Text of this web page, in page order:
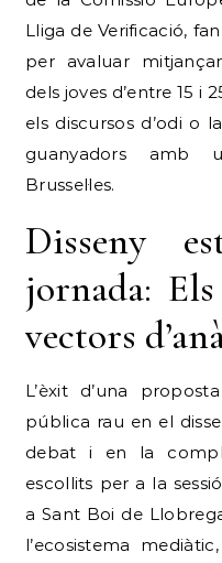
Lliga de Verificació,
per avaluar
dels joves d’entre 15 i
els discursos d’odi o
guanyadors amb
Brussel·les.
Disseny
jornada:
vectors
L’èxit d’una
pública rau en el
debat i en la
escollits per a la
a Sant Boi de
l’ecosistema